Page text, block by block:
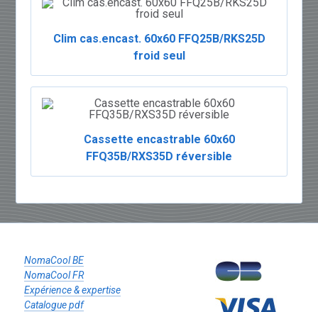
Clim cas.encast. 60x60 FFQ25B/RKS25D
froid seul
Cassette encastrable 60x60
FFQ35B/RXS35D réversible
NomaCool BE
NomaCool FR
Expérience & expertise
Catalogue pdf